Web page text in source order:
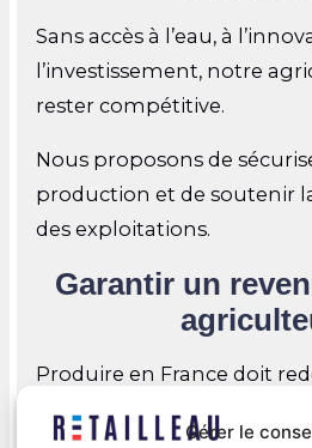
Gérer le
Sans accès à l’eau, à
l’investissement, notre
rester compétitive.
Nous proposons de
production et de soutenir
des exploitations.
Garantir un
Produire en France doit
rentable.